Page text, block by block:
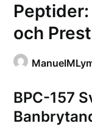
och
BPC-157